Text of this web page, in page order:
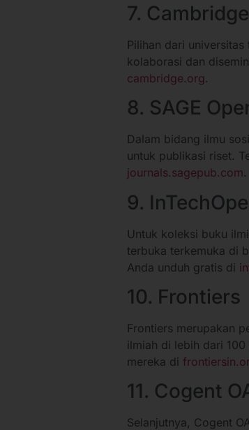
7.
Pilihan dari
kolaborasi dan
cambridge.org.
8. SAGE
Dalam bidang ilmu
untuk publikasi riset.
journals.sagepub.com.
9.
Untuk koleksi buku
terbuka terkemuka di
Anda unduh gratis di
10. Frontiers
Frontiers merupakan
ilmiah di lebih dari
mereka di
11. Cogent
Selanjutnya, Cogent